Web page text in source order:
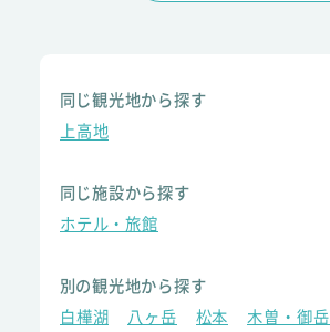
同じ観光地から探す
上高地
同じ施設から探す
ホテル・旅館
別の観光地から探す
白樺湖
八ヶ岳 松本 木曽・御岳